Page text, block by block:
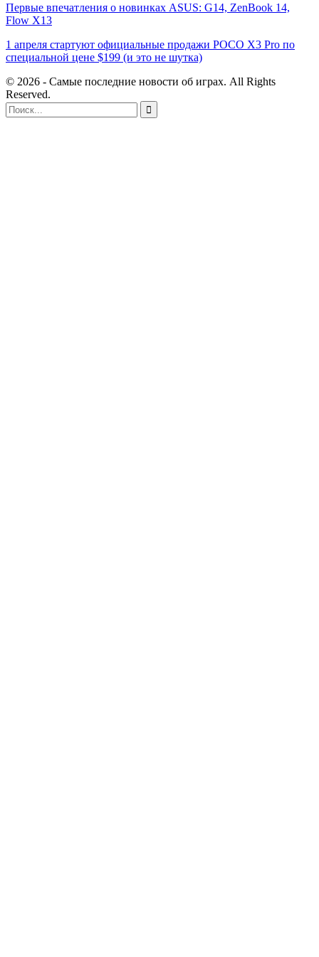
Первые впечатления о новинках ASUS: G14, ZenBook 14,
Flow X13
1 апреля стартуют официальные продажи POCO X3 Pro по
специальной цене $199 (и это не шутка)
© 2026 - Самые последние новости об играх. All Rights
Reserved.